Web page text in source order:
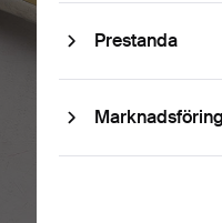
Prestanda
Marknadsföring